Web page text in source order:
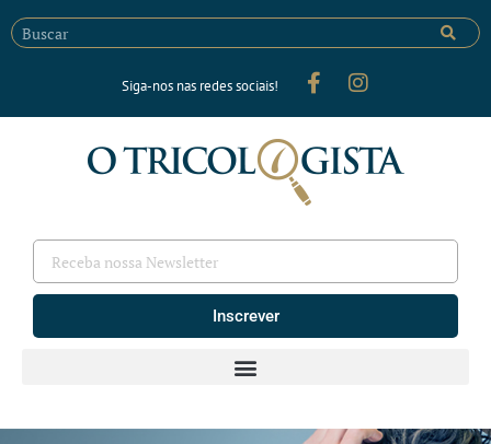
Siga-nos nas redes sociais!
Inscrever